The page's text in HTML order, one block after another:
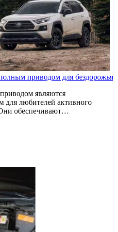
приводом для бездорожья
являются
для любителей активного
обеспечивают…